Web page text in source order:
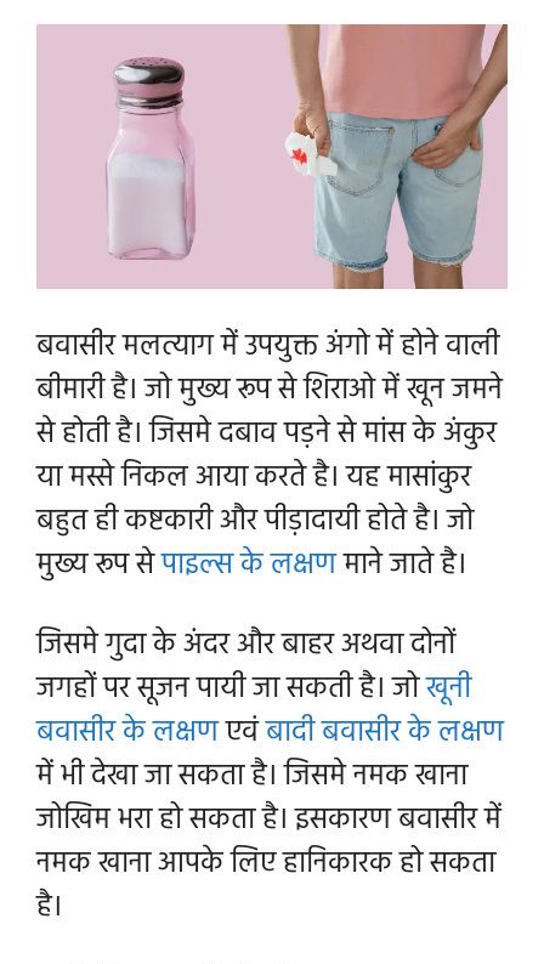
बवासीर मलत्याग में उपयुक्त अंगो में होने वाली
बीमारी है। जो मुख्य रूप से शिराओ में खून जमने
से होती है। जिसमे दबाव पड़ने से मांस के अंकुर
या मस्से निकल आया करते है। यह मासांकुर
बहुत ही कष्टकारी और पीड़ादायी होते है। जो
मुख्य रूप सेपाइल्स के लक्षणमाने जाते है।
जिसमे गुदा के अंदर और बाहर अथवा दोनों
जगहों पर सूजन पायी जा सकती है। जोखूनी
बवासीर के लक्षणएवंबादी बवासीर के लक्षण
में भी देखा जा सकता है। जिसमे नमक खाना
जोखिम भरा हो सकता है। इसकारण बवासीर में
नमक खाना आपके लिए हानिकारक हो सकता
है।